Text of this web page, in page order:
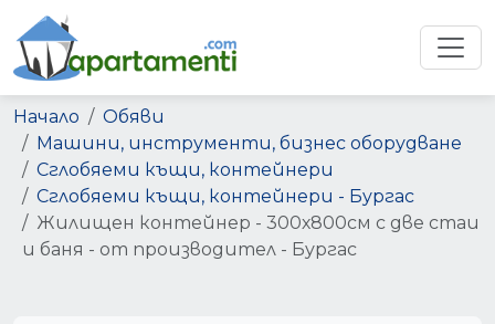
Начало
Обяви
Машини, инструменти, бизнес оборудване
Сглобяеми къщи, контейнери
Сглобяеми къщи, контейнери - Бургас
Жилищен контейнер - 300х800см с две стаи
и баня - от производител - Бургас